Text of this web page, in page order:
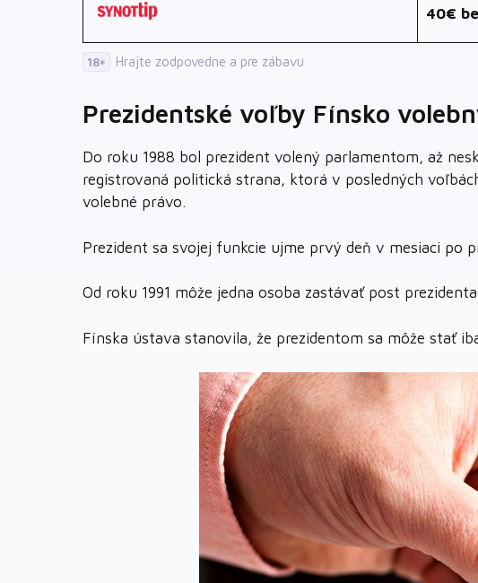
40€
18+ Hrajte zodpovedne a pre zábavu
Prezidentské voľby Fínsko
Do roku 1988 bol prezident volený parlamentom, až
registrovaná politická strana, ktorá v posledných
volebné právo.
Prezident sa svojej funkcie ujme prvý deň v mesiaci po
Od roku 1991 môže jedna osoba zastávať post
Fínska ústava stanovila, že prezidentom sa môže stať